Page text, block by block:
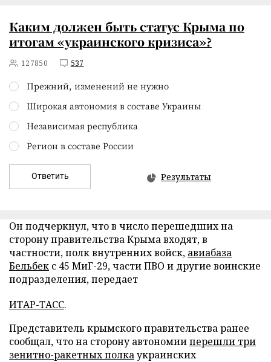
Каким должен быть статус Крыма по
итогам «украинского кризиса»?
127850 537
Прежний, изменений не нужно
Широкая автономия в составе Украины
Независимая республика
Регион в составе России
Ответить Результаты
Он подчеркнул, что в число перешедших на
сторону правительства Крыма входят, в
частности, полк внутренних войск, авиабаза
Бельбек с 45 МиГ-29, части ПВО и другие воинские
подразделения, передает
ИТАР-ТАСС.
Представитель крымского правительства ранее
сообщал, что на сторону автономииперешли три
зенитно-ракетных полкаукраинских